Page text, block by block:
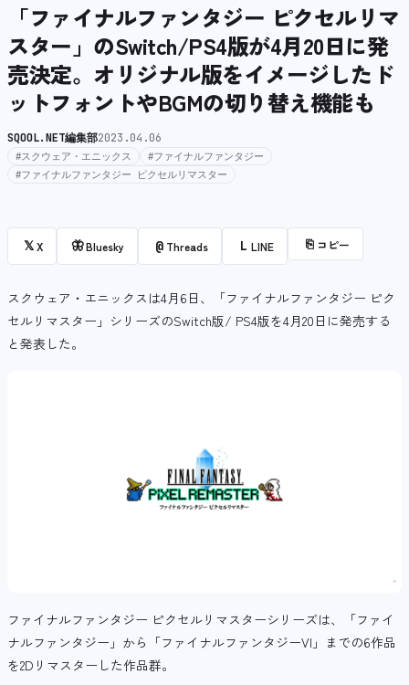
「ファイナルファンタジー ピクセルリマ
スター」のSwitch/PS4版が4月20日に発
売決定。オリジナル版をイメージしたド
ットフォントやBGMの切り替え機能も
SQOOL.NET編集部2023.04.06
#スクウェア・エニックス
#ファイナルファンタジー
#ファイナルファンタジー ピクセルリマスター
𝕏X 🦋Bluesky @ Threads L LINE ⎘ コピー
スクウェア・エニックスは4月6日、「ファイナルファンタジー ピク
セルリマスター」シリーズのSwitch版/ PS4版を4月20日に発売する
と発表した。
ファイナルファンタジー ピクセルリマスターシリーズは、「ファイ
ナルファンタジー」から「ファイナルファンタジーVI」までの6作品
を2Dリマスターした作品群。